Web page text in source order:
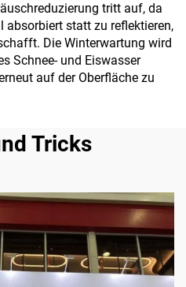
tritt auf, da
absorbiert statt zu reflektieren,
Die Winterwartung wird
Schnee- und Eiswasser
auf der Oberfläche zu
Tricks